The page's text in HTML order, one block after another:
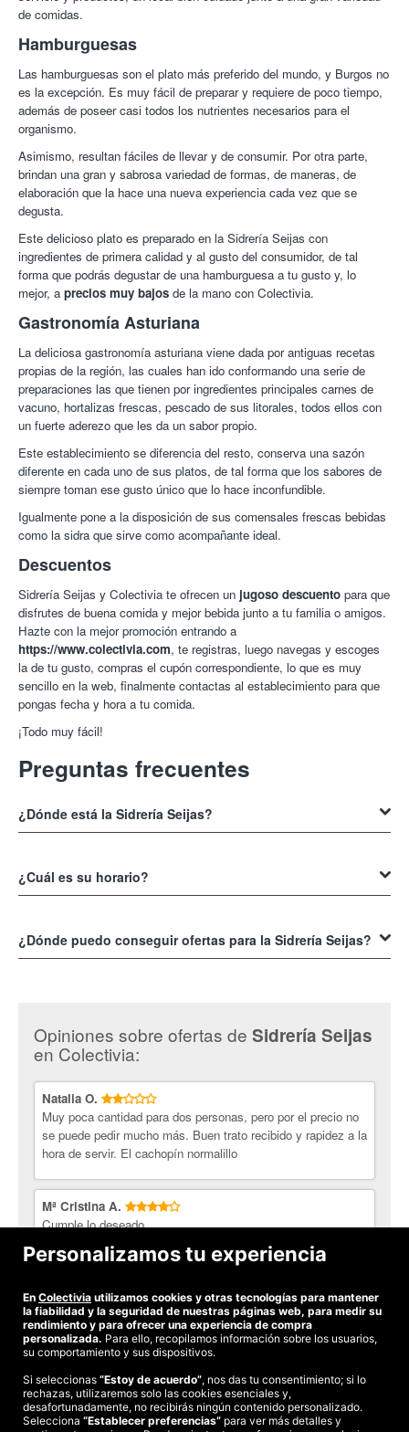
de comidas.
Hamburguesas
Las hamburguesas son el plato más preferido del mundo, y Burgos no
es la excepción. Es muy fácil de preparar y requiere de poco tiempo,
además de poseer casi todos los nutrientes necesarios para el
organismo.
Asimismo, resultan fáciles de llevar y de consumir. Por otra parte,
brindan una gran y sabrosa variedad de formas, de maneras, de
elaboración que la hace una nueva experiencia cada vez que se
degusta.
Este delicioso plato es preparado en la Sidrería Seijas con
ingredientes de primera calidad y al gusto del consumidor, de tal
forma que podrás degustar de una hamburguesa a tu gusto y, lo
mejor, a precios muy bajos de la mano con Colectivia.
Gastronomía Asturiana
La deliciosa gastronomía asturiana viene dada por antiguas recetas
propias de la región, las cuales han ido conformando una serie de
preparaciones las que tienen por ingredientes principales carnes de
vacuno, hortalizas frescas, pescado de sus litorales, todos ellos con
un fuerte aderezo que les da un sabor propio.
Este establecimiento se diferencia del resto, conserva una sazón
diferente en cada uno de sus platos, de tal forma que los sabores de
siempre toman ese gusto único que lo hace inconfundible.
Igualmente pone a la disposición de sus comensales frescas bebidas
como la sidra que sirve como acompañante ideal.
Descuentos
Sidrería Seijas y Colectivia te ofrecen un jugoso descuento para que
disfrutes de buena comida y mejor bebida junto a tu familia o amigos.
Hazte con la mejor promoción entrando a
https://www.colectivia.com, te registras, luego navegas y escoges
la de tu gusto, compras el cupón correspondiente, lo que es muy
sencillo en la web, finalmente contactas al establecimiento para que
pongas fecha y hora a tu comida.
¡Todo muy fácil!
Preguntas frecuentes
¿Dónde está la Sidrería Seijas?
09007 en Burgos, donde podrás visitarlos personalmente. También
puedes contactarles por el teléfono 654 88 50 92, por esta vía puedes
¿Cuál es su horario?
09:00 a las 23:59, donde también tienes disponible parking vigilado
para que disfrutes con la tranquilidad de que tu coche está bien
¿Dónde puedo conseguir ofertas para la Sidrería Seijas?
De seguro que hallaras varias de ellas que se ajustan a tus
preferencias y presupuesto.
Opiniones sobre ofertas de Sidrería Seijas
en Colectivia:
Natalia O.
Muy poca cantidad para dos personas, pero por el precio no
se puede pedir mucho más. Buen trato recibido y rapidez a la
hora de servir. El cachopín normalillo
Mª Cristina A.
Cumple lo deseado
Hamburguesa de mala calidad y camarera desagradable.
©2026 Colectivia
Términos y condiciones|Política de privacidad|Política de cookies
Personalizamos tu experiencia
En Colectivia utilizamos cookies y otras tecnologías para mantener
la fiabilidad y la seguridad de nuestras páginas web, para medir su
rendimiento y para ofrecer una experiencia de compra
personalizada. Para ello, recopilamos información sobre los usuarios,
su comportamiento y sus dispositivos.
Si seleccionas “Estoy de acuerdo”, nos das tu consentimiento; si lo
rechazas, utilizaremos solo las cookies esenciales y,
desafortunadamente, no recibirás ningún contenido personalizado.
Selecciona “Establecer preferencias” para ver más detalles y